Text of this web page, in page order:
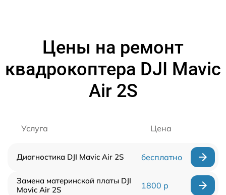
Цены на ремонт
квадрокоптера DJI Mavic
Air 2S
Услуга Цена
Диагностика DJI Mavic Air 2S бесплатно
Замена материнской платы DJI
Mavic Air 2S
1800 р